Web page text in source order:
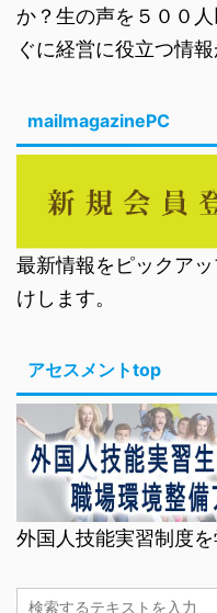
か？生の声を５００
ぐに経営に役立つ情報
mailmagazinePC
最新情報をピックア
けします。
アセスメントtop
外国人技能実習制度